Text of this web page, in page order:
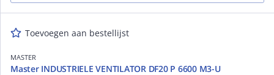
Toevoegen aan bestellijst
MASTER
Master INDUSTRIELE VENTILATOR DF20 P 6600 M3-U